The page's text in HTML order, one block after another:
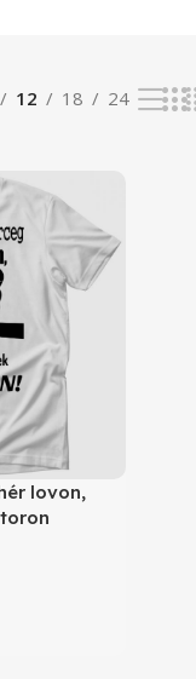
12 18 24
lovon,